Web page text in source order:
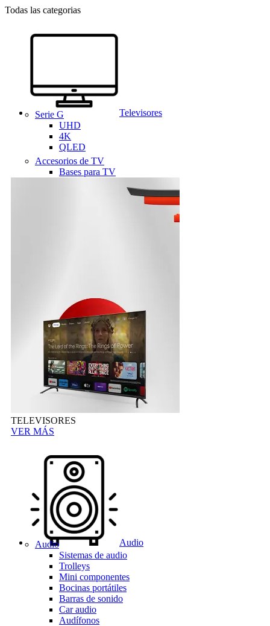
Todas las categorias
Televisores
Serie G
UHD
4K
QLED
Accesorios de TV
Bases para TV
TELEVISORES
VER MÁS
Audio
Audio
Sistemas de audio
Trolleys
Mini componentes
Bocinas portátiles
Barras de sonido
Car audio
Audífonos